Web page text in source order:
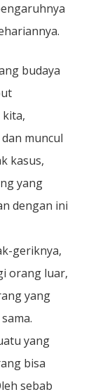
budaya
kita,
muncul
kasus,
yang
dengan ini
geriknya,
orang luar,
yang
yang
bisa
sebab